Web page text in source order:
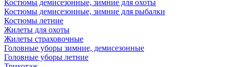
Костюмы демисезонные, зимние для охоты
Костюмы демисезонные, зимние для рыбалки
Костюмы летние
Жилеты для охоты
Жилеты страховочные
Головные уборы зимние, демисезонные
Головные уборы летние